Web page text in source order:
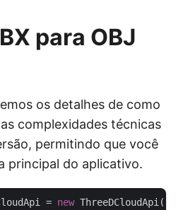
para OBJ
os detalhes de como
complexidades técnicas
permitindo que você
principal do aplicativo.
= new ThreeDCloudApi(